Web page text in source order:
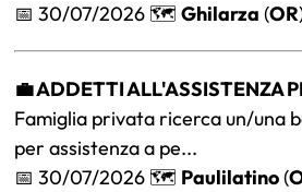
📅 30/07/2026 🗺️Ghilarza (OR
💼 ADDETTI ALL'ASSISTENZA
Famiglia privata ricerca un/una
per assistenza a pe...
📅 30/07/2026 🗺️ Paulilatino(